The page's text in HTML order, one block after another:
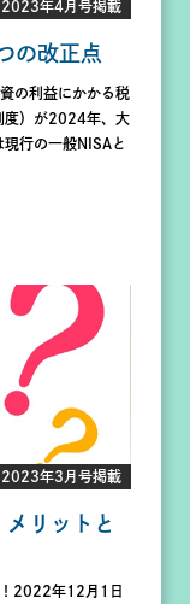
2023年4月号掲載
の改正点
の利益にかかる税
度）が2024年、大
行の一般NISAと
2023年3月号掲載
リットと
2022年12月1日